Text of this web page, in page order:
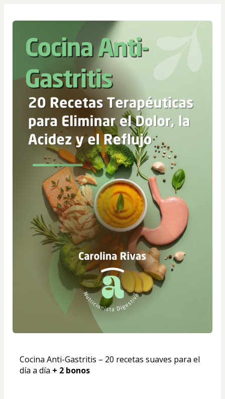
Cocina Anti-Gastritis – 20 recetas suaves para el
día a día + 2 bonos